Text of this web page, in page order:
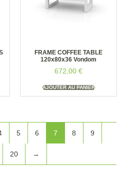
FRAME COFFEE TABLE
120x80x36 Vondom
672,00 €
AJOUTER AU PANIER
5 6 7 8 9
20 →